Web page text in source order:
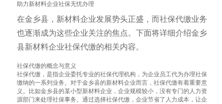
助力新材料企业社保无忧办理
在金乡县，新材料企业发展势头正盛，而社保代缴业务
也逐渐成为这些企业关注的焦点。下面将详细介绍金乡
县新材料企业社保代缴的相关内容。
社保代缴的概念与意义
社保代缴，是指企业委托专业的社保代理机构，为企业员工代为办理社保
缴纳的一系列业务。对于金乡县的新材料企业而言，社保代缴有着重要意
义。比如金乡县的某小型新材料企业，企业规模较小，没有专门的人力资
源部门来处理社保事务。通过选择社保代缴，企业节省了人力成本，让企